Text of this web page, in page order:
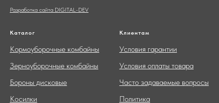
Разработка сайта DIGITAL-DEV
Каталог
Кормоуборочные комбайны
Зерноуборочные комбайны
Бороны дисковые
Косилки
Клиентам
Условия гарантии
Условия оплаты товара
Часто задаваемые вопросы
Политика